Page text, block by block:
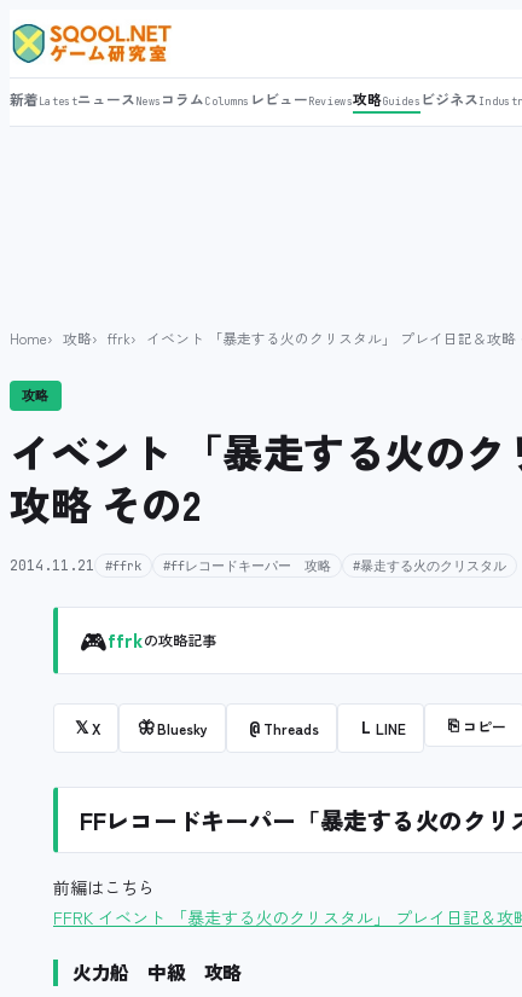
新着LatestニュースNews コラムColumns レビューReviews攻略Guides ビジネス
Home 攻略 ffrk イベント 「暴走する火のクリスタル」 プレイ日記＆攻略
攻略
イベント 「暴走する火の
攻略 その2
2014.11.21 #ffrk #ffレコードキーパー 攻略 #暴走する火のクリスタル
🎮ffrkの攻略記事
𝕏X 🦋Bluesky @ Threads L LINE ⎘ コピー
FFレコードキーパー「暴走する火のク
前編はこちら
FFRK イベント 「暴走する火のクリスタル」 プレイ日記＆攻
火力船 中級 攻略